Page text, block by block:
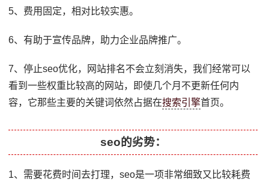
5、费用固定，相对比较实惠。
6、有助于宣传品牌，助力企业品牌推广。
7、停止seo优化，网站排名不会立刻消失，我们经常可以
看到一些权重比较高的网站，即使几个月不更新任何内
容，它那些主要的关键词依然占据在搜索引擎首页。
seo的劣势：
1、需要花费时间去打理，seo是一项非常细致又比较耗费